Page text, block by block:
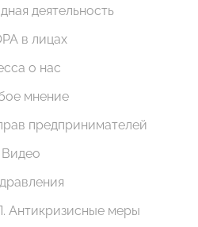
деятельность
в лицах
о нас
мнение
предпринимателей
Видео
Антикризисные меры